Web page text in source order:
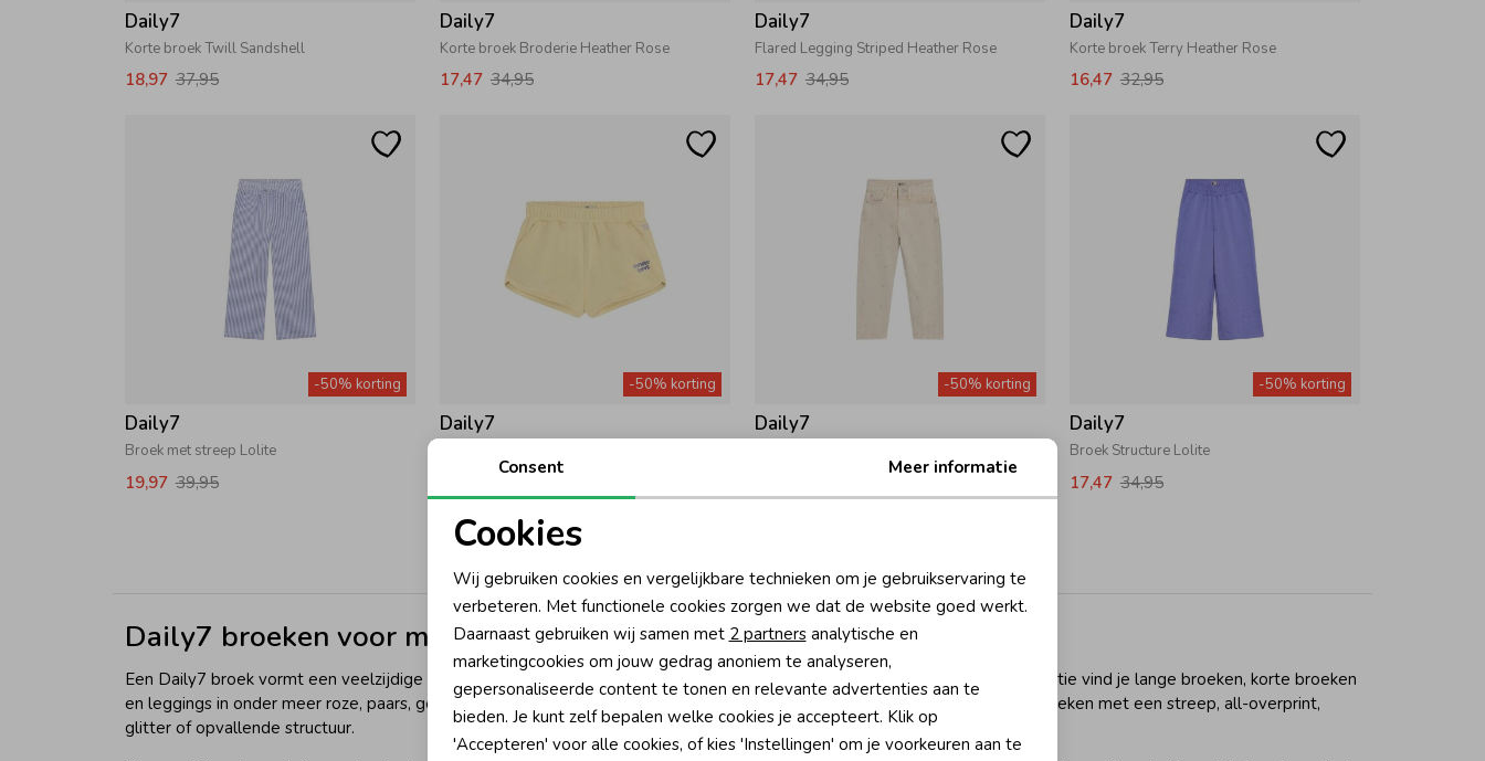
Daily7
Korte broek Twill Sandshell
18,97 37,95
Daily7
Korte broek Broderie Heather Rose
17,47 34,95
Daily7
Flared Legging Striped Heather Rose
17,47 34,95
Daily7
Korte broek Terry Heather Rose
16,47 32,95
-50% korting
Daily7
Broek met streep Lolite
19,97 39,95
-50% korting
Daily7
-50% korting
Daily7
-50% korting
Daily7
Broek Structure Lolite
17,47 34,95
Daily7 broeken voor meisjes
Een Daily7 broek vormt een veelzijdige basis voor meisjesoutfits met verschillende kleuren en silhouetten. Binnen de collectie vind je lange broeken, korte broeken
en leggings in onder meer roze, paars, geel, grijs, blauw, bruin en denim. De keuze loopt uiteen van rustige modellen tot broeken met een streep, all-overprint,
glitter of opvallende structuur.
Noodzakelijke cookies
Analytische cookies Marketing cookies
Consent Meer informatie
Cookies
Wij gebruiken cookies en vergelijkbare technieken om je gebruikservaring te
verbeteren. Met functionele cookies zorgen we dat de website goed werkt.
Daarnaast gebruiken wij samen met 2 partnersanalytische en
marketingcookies om jouw gedrag anoniem te analyseren,
gepersonaliseerde content te tonen en relevante advertenties aan te
bieden. Je kunt zelf bepalen welke cookies je accepteert. Klik op
'Accepteren' voor alle cookies, of kies 'Instellingen' om je voorkeuren aan te